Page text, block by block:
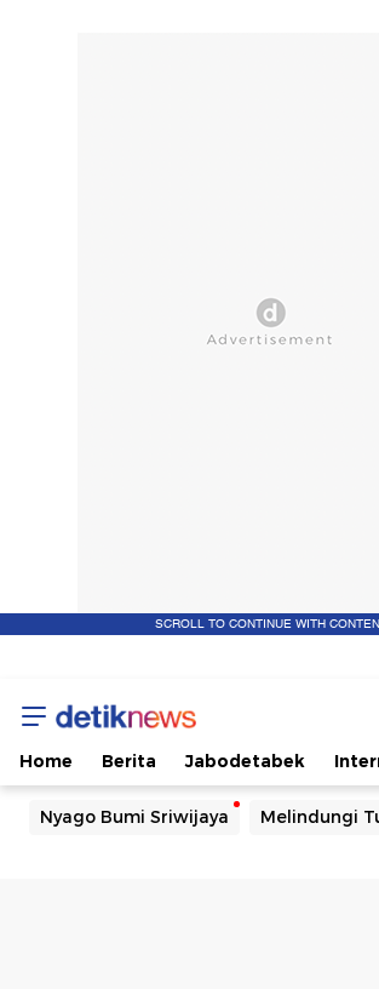
SCROLL TO CONTINUE WITH
Home Berita Jabodetabek
Nyago Bumi Sriwijaya Melindungi